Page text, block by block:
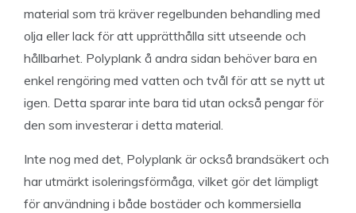
material som trä kräver regelbunden behandling med
olja eller lack för att upprätthålla sitt utseende och
hållbarhet. Polyplank å andra sidan behöver bara en
enkel rengöring med vatten och tvål för att se nytt ut
igen. Detta sparar inte bara tid utan också pengar för
den som investerar i detta material.
Inte nog med det, Polyplank är också brandsäkert och
har utmärkt isoleringsförmåga, vilket gör det lämpligt
för användning i både bostäder och kommersiella